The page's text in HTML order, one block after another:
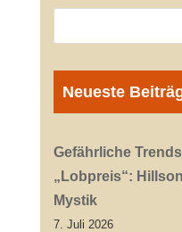
Neueste
Gefährliche
„Lobpreis“:
Mystik
7. Juli 2026